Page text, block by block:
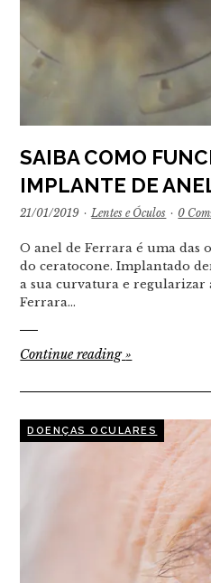
SAIBA COMO
IMPLANTE DE
21/01/2019 · Lentes e Óculos · 0
O anel de Ferrara é uma das
do ceratocone. Implantado
a sua curvatura e regularizar
Ferrara…
Continue reading»
DOENÇAS OCULARES